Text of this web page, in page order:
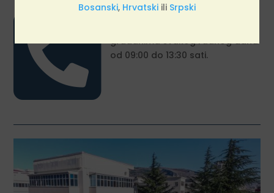

Pozivni/Call centar Federalnog
građanima svakog radnog dana
od 09:00 do 13:30 sati.
Bosanski, Hrvatski ili Srpski